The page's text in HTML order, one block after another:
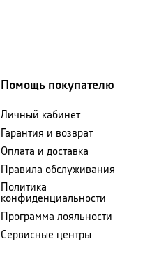
Помощь покупателю
Личный кабинет
Гарантия и возврат
Оплата и доставка
Правила обслуживания
Политика
конфиденциальности
Программа лояльности
Сервисные центры